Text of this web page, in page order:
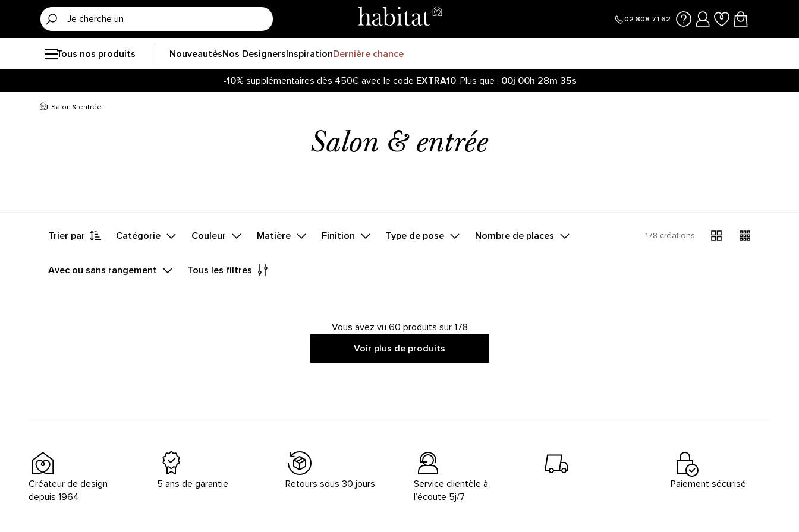
02 808 71 62
Tous nos produits NouveautésNos DesignersInspirationDernière chance
-10% supplémentaires dès 450€ avec le code EXTRA10 Plus que : 00j 00h 28m 35s
Salon & entrée
Salon & entrée
Trier par Catégorie Couleur Matière Finition Type de pose Nombre de places
Avec ou sans rangement Tous les filtres
178 créations
Vous avez vu 60 produits sur 178
Voir plus de produits
Créateur de design
depuis 1964
5 ans de garantie Retours sous 30 jours
Service clientèle à
l’écoute 5j/7
Paiement sécurisé